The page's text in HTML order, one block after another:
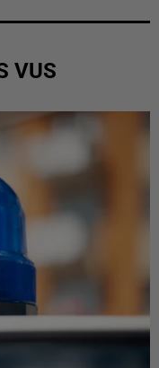
VUS